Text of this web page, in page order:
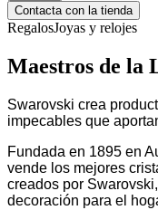
Contacta con la tienda
RegalosJoyas y relojes
Maestros de la
Swarovski crea
impecables que
Fundada en 1895 en
vende los mejores
creados por
decoración para el